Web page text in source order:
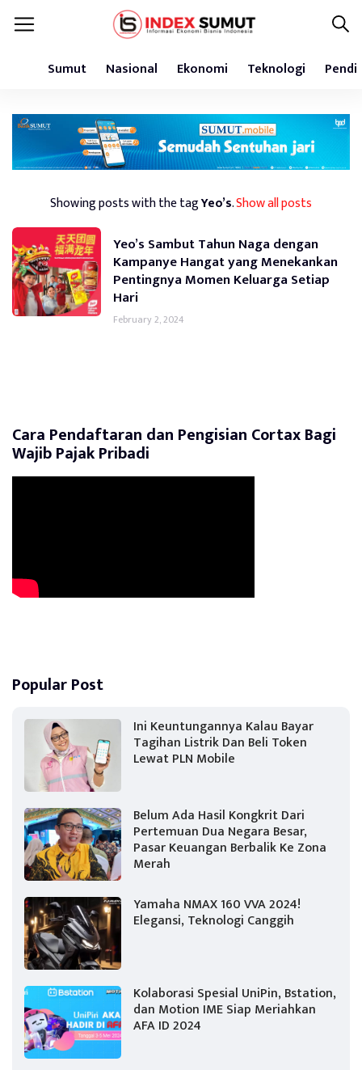
Sumut Nasional Ekonomi Teknologi
Showing posts with the tagYeo’s.Show all posts
Yeo’s Sambut Tahun Naga dengan
Kampanye Hangat yang Menekankan
Pentingnya Momen Keluarga Setiap
Hari
February 2, 2024
Cara Pendaftaran dan Pengisian Cortax Bagi
Wajib Pajak Pribadi
Popular Post
Ini Keuntungannya Kalau Bayar
Tagihan Listrik Dan Beli Token
Lewat PLN Mobile
Belum Ada Hasil Kongkrit Dari
Pertemuan Dua Negara Besar,
Pasar Keuangan Berbalik Ke Zona
Merah
Yamaha NMAX 160 VVA 2024!
Elegansi, Teknologi Canggih
Kolaborasi Spesial UniPin, Bstation,
dan Motion IME Siap Meriahkan
AFA ID 2024